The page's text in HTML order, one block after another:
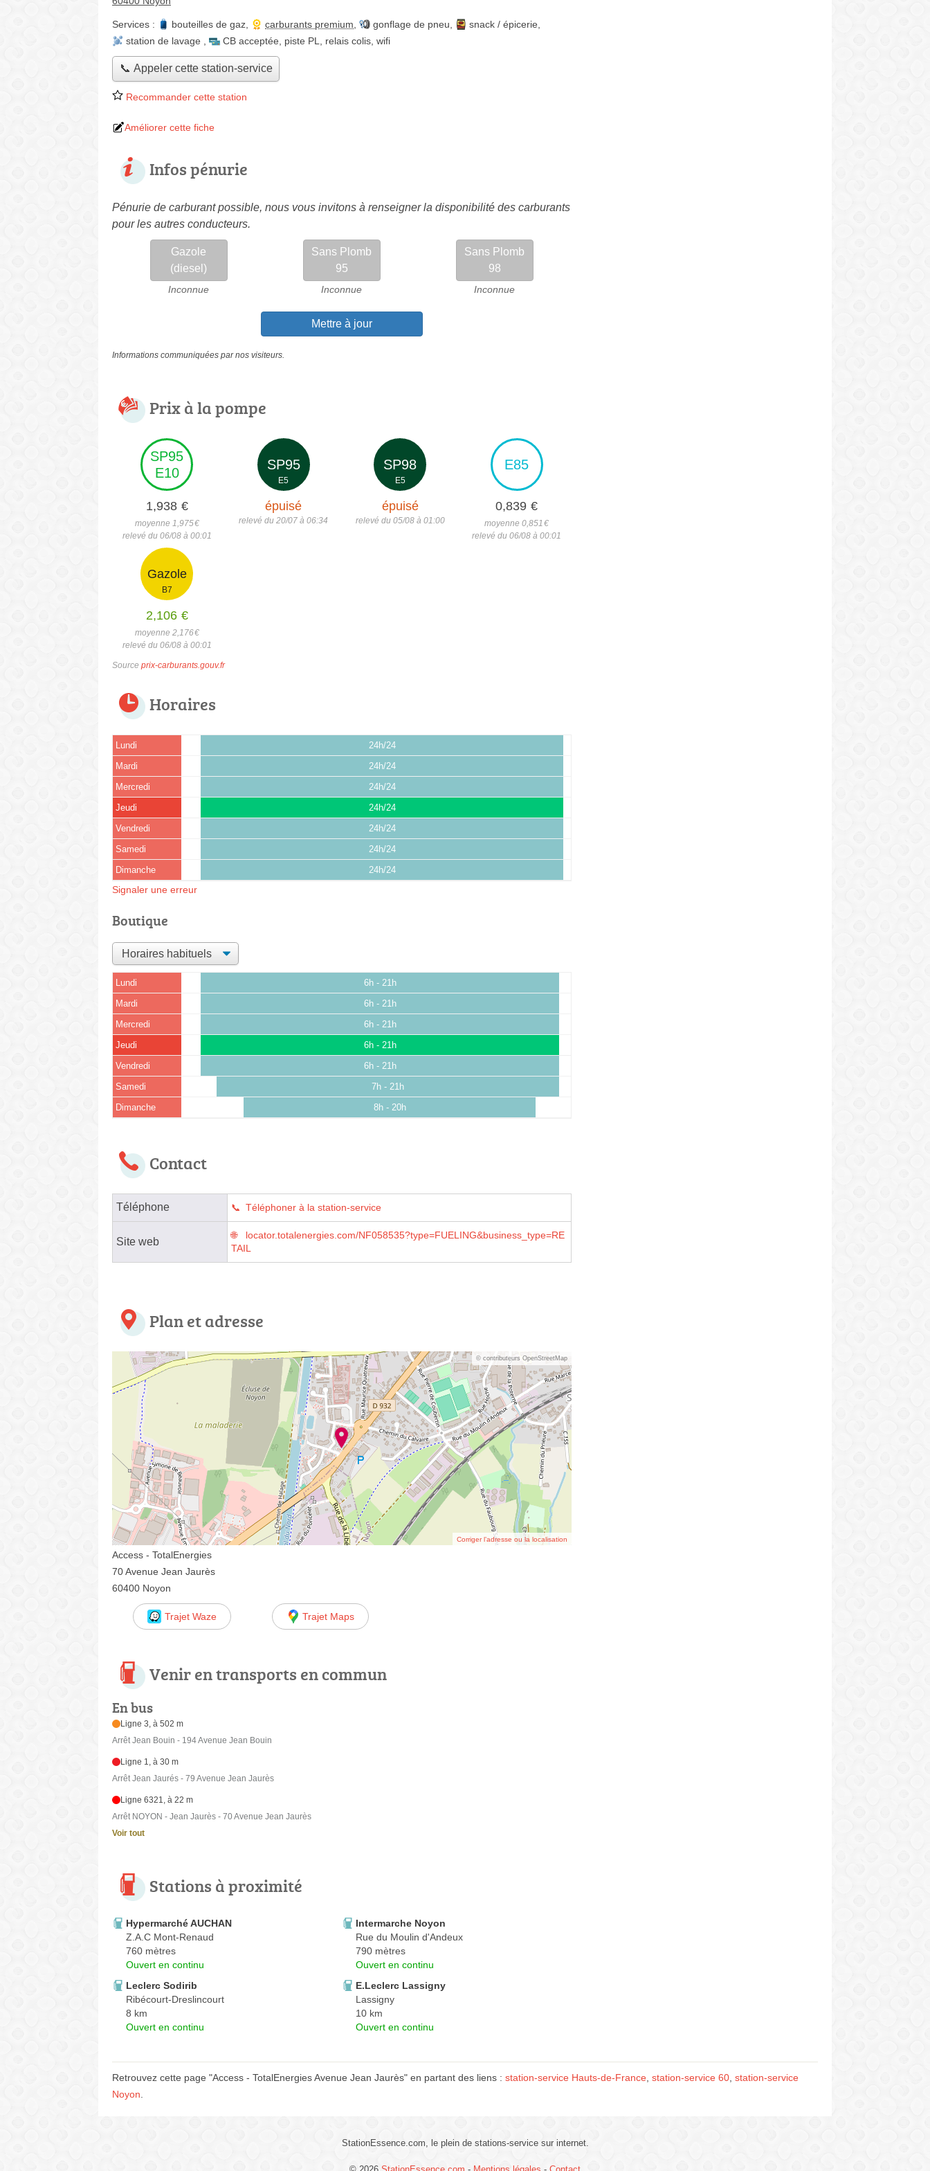
Services : bouteilles de gaz carburants premium gonflage de pneu snack / épicerie
station de lavage
CB acceptée piste PL relais colis wifi
📞 Appeler cette station-service
Recommander cette station
Améliorer cette fiche
Infos pénurie
Pénurie de carburant possible, nous vous invitons à renseigner la disponibilité des carburants
pour les autres conducteurs.
Gazole
(diesel)
Inconnue
Sans Plomb
95
Inconnue
Sans Plomb
98
Inconnue
Mettre à jour
Informations communiquées par nos visiteurs.
Prix à la pompe
SP95
E10
1,938 €
moyenne 1,975€
relevé du 06/08 à 00:01
SP95
E5
épuisé
relevé du 20/07 à 06:34
SP98
E5
épuisé
relevé du 05/08 à 01:00
E85
0,839 €
moyenne 0,851 €
relevé du 06/08 à 00:01
Gazole
B7
2,106 €
moyenne 2,176€
relevé du 06/08 à 00:01
Source prix-carburants.gouv.fr
Horaires
Lundi 24h/24
Mardi 24h/24
Mercredi 24h/24
Jeudi 24h/24
Vendredi 24h/24
Samedi 24h/24
Dimanche 24h/24
Signaler une erreur
Boutique
Lundi 6h - 21h
Mardi 6h - 21h
Mercredi 6h - 21h
Jeudi 6h - 21h
Vendredi 6h - 21h
Samedi 7h - 21h
Dimanche 8h - 20h
Contact
Téléphone Téléphoner à la station-service
Site web
locator.totalenergies.com/NF058535?type=FUELING&business_type=RE
TAIL
Plan et adresse
© contributeurs OpenStreetMap
Corriger l’adresse ou la localisation
Access - TotalEnergies
70 Avenue Jean Jaurès
60400 Noyon
Trajet Waze Trajet Maps
Venir en transports en commun
En bus
Ligne 3, à 502 m
Arrêt Jean Bouin - 194 Avenue Jean Bouin
Ligne 1, à 30 m
Arrêt Jean Jaurés - 79 Avenue Jean Jaurès
Ligne 6321, à 22 m
Arrêt NOYON - Jean Jaurès - 70 Avenue Jean Jaurès
Voir tout
Stations à proximité
Hypermarché AUCHAN
Z.A.C Mont-Renaud
760 mètres
Ouvert en continu
Intermarche Noyon
Rue du Moulin d'Andeux
790 mètres
Ouvert en continu
Leclerc Sodirib
Ribécourt-Dreslincourt
8 km
Ouvert en continu
E.Leclerc Lassigny
Lassigny
10 km
Ouvert en continu
Retrouvez cette page "Access - TotalEnergies Avenue Jean Jaurès" en partant des liens : station-service Hauts-de-France, station-service 60, station-service
Noyon.
StationEssence.com, le plein de stations-service sur internet.